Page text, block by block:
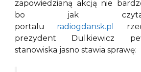
zapowiedzianą akcją nie
bo jak
portalu radiogdansk.pl
prezydent Dulkiewicz
stanowiska jasno stawia